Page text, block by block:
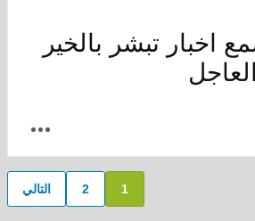
اخبار تبشر بالخير
1
2 التالي